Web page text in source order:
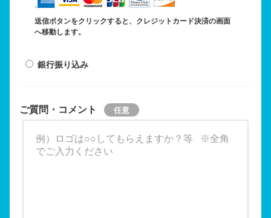
送信ボタンをクリックすると、クレジットカード決済の画面
へ移動します。
銀行振り込み
ご質問・コメント